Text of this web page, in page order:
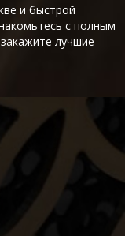
и быстрой
с полным
лучшие